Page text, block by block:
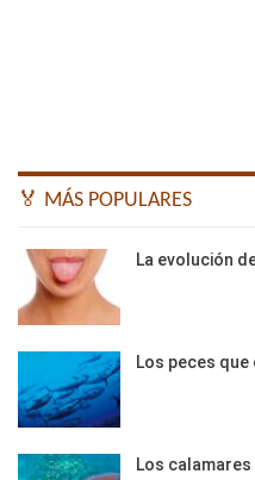
🏅 MÁS POPULARES
La evolución
Los peces
Los